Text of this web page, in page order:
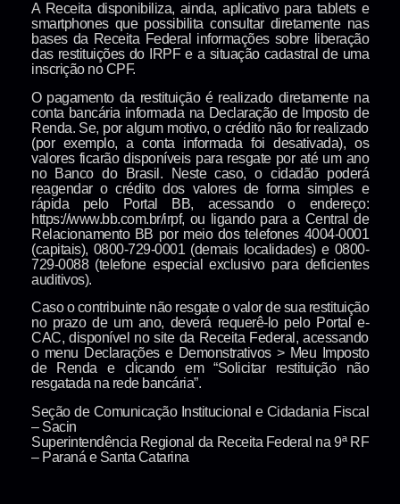
A Receita disponibiliza, ainda, aplicativo para tablets e
smartphones que possibilita consultar diretamente nas
bases da Receita Federal informações sobre liberação
das restituições do IRPF e a situação cadastral de uma
inscrição no CPF.
O pagamento da restituição é realizado diretamente na
conta bancária informada na Declaração de Imposto de
Renda. Se, por algum motivo, o crédito não for realizado
(por exemplo, a conta informada foi desativada), os
valores ficarão disponíveis para resgate por até um ano
no Banco do Brasil. Neste caso, o cidadão poderá
reagendar o crédito dos valores de forma simples e
rápida pelo Portal BB, acessando o endereço:
https://www.bb.com.br/irpf, ou ligando para a Central de
Relacionamento BB por meio dos telefones 4004-0001
(capitais), 0800-729-0001 (demais localidades) e 0800-
729-0088 (telefone especial exclusivo para deficientes
auditivos).
Caso o contribuinte não resgate o valor de sua restituição
no prazo de um ano, deverá requerê-lo pelo Portal e-
CAC, disponível no site da Receita Federal, acessando
o menu Declarações e Demonstrativos > Meu Imposto
de Renda e clicando em “Solicitar restituição não
resgatada na rede bancária”.
Seção de Comunicação Institucional e Cidadania Fiscal
– Sacin​
Superintendência Regional da Receita Federal na 9ª RF
– Paraná e Santa Catarina